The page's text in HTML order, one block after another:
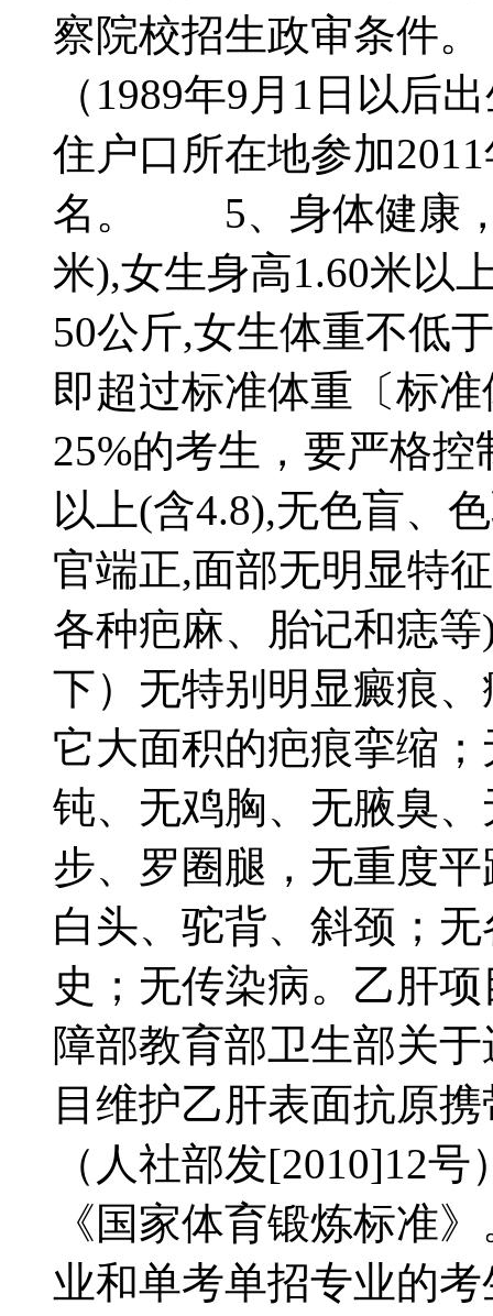
察院校招生政审条件
（1989年9月1日以后
住户口所在地参加
名。 5、身体健康，
米),女生身高1.60米以
50公斤,女生体重不低
即超过标准体重〔标
25%的考生，要严格
以上(含4.8),无色盲、
官端正,面部无明显特
各种疤麻、胎记和痣
下）无特别明显癜痕
它大面积的疤痕挛缩
钝、无鸡胸、无腋臭
步、罗圈腿，无重度
白头、驼背、斜颈；
史；无传染病。乙肝
障部教育部卫生部关
目维护乙肝表面抗原
（人社部发
《国家体育锻炼标
业和单考单招专业的